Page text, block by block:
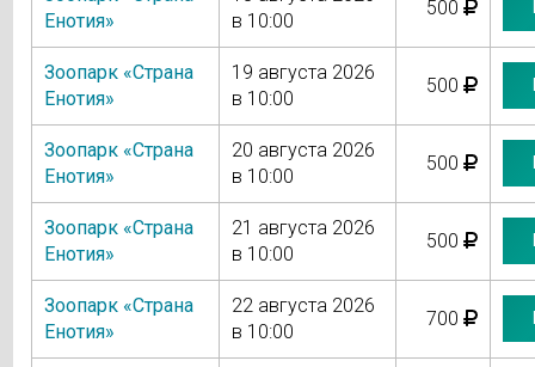
Енотия»
в 10:00
500
Зоопарк «Страна
Енотия»
19 августа 2026
в 10:00
500
Зоопарк «Страна
Енотия»
20 августа 2026
в 10:00
500
Зоопарк «Страна
Енотия»
21 августа 2026
в 10:00
500
Зоопарк «Страна
Енотия»
22 августа 2026
в 10:00
700